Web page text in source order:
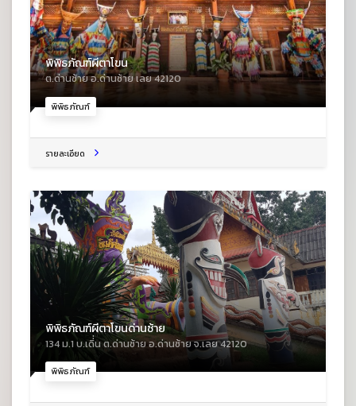
พิพิธภัณฑ์
พิพิธภัณฑ์ผีตาโขน
ต.ด่านซ้าย อ.ด่านซ้าย เลย 42120
รายละเอียด
พิพิธภัณฑ์
พิพิธภัณฑ์ผีตาโขนด่านซ้าย
134 ม.1 บ.เดิ่่น ต.ด่านซ้าย อ.ด่านซ้าย จ.เลย 42120